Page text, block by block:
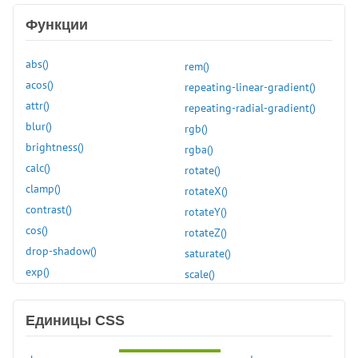
:enabled
:first
:first-of-type
:focus
:focus-visible
:focus-within
:fullscreen
:has()
:hover
:in-range
:indeterminate
:invalid
:is()
:last-child
:last-of-type
Функции
abs()
acos()
attr()
blur()
brightness()
calc()
clamp()
contrast()
cos()
drop-shadow()
exp()
hsl()
hue-rotate()
hwb()
rem()
repeating-linear-gradient()
repeating-radial-gradient()
rgb()
rgba()
rotate()
rotateX()
rotateY()
rotateZ()
saturate()
scale()
scaleZ()
Единицы CSS